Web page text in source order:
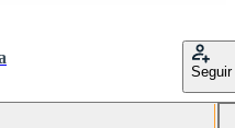
Seguir